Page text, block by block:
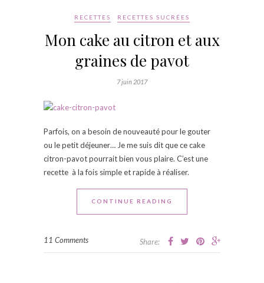
RECETTES RECETTES SUCRÉES
Mon cake au citron et aux
graines de pavot
7 juin 2017
Parfois, on a besoin de nouveauté pour le gouter
ou le petit déjeuner… Je me suis dit que ce cake
citron-pavot pourrait bien vous plaire. C’est une
recette à la fois simple et rapide à réaliser.
CONTINUE READING
11 Comments Share: